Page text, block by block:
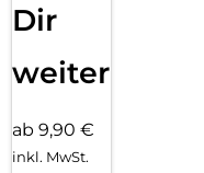
Dir
weiter
ab 9,90 €
inkl. MwSt.